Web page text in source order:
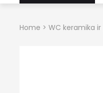
Home > WC keramika ir